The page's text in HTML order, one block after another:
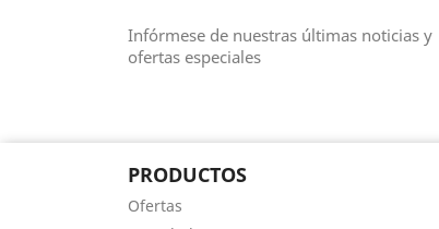
Infórmese de nuestras últimas noticias y
ofertas especiales
PRODUCTOS
Ofertas